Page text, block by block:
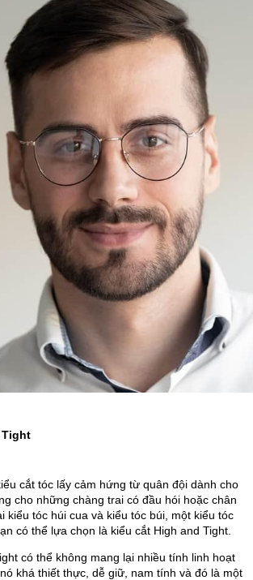
Tight
cắt tóc lấy cảm hứng từ quân đội dành cho
cho những chàng trai có đầu hói hoặc chân
kiểu tóc húi cua và kiểu tóc búi, một kiểu tóc
có thể lựa chọn là kiểu cắt High and Tight.
có thể không mang lại nhiều tính linh hoạt
khá thiết thực, dễ giữ, nam tính và đó là một